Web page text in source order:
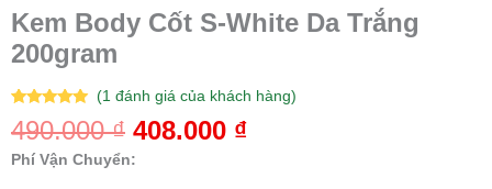
Kem Body Cốt S-White Da Trắng
200gram
5.00 trên 5
dựa trên
(1đánh giá của khách hàng)
490.000₫ 408.000 ₫
Phí Vận Chuyển: